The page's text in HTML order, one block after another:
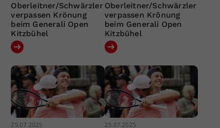
Oberleitner/Schwärzler
verpassen Krönung
beim Generali Open
Kitzbühel
Oberleitner/Schwärzler
verpassen Krönung
beim Generali Open
Kitzbühel
25.07.2025 25.07.2025